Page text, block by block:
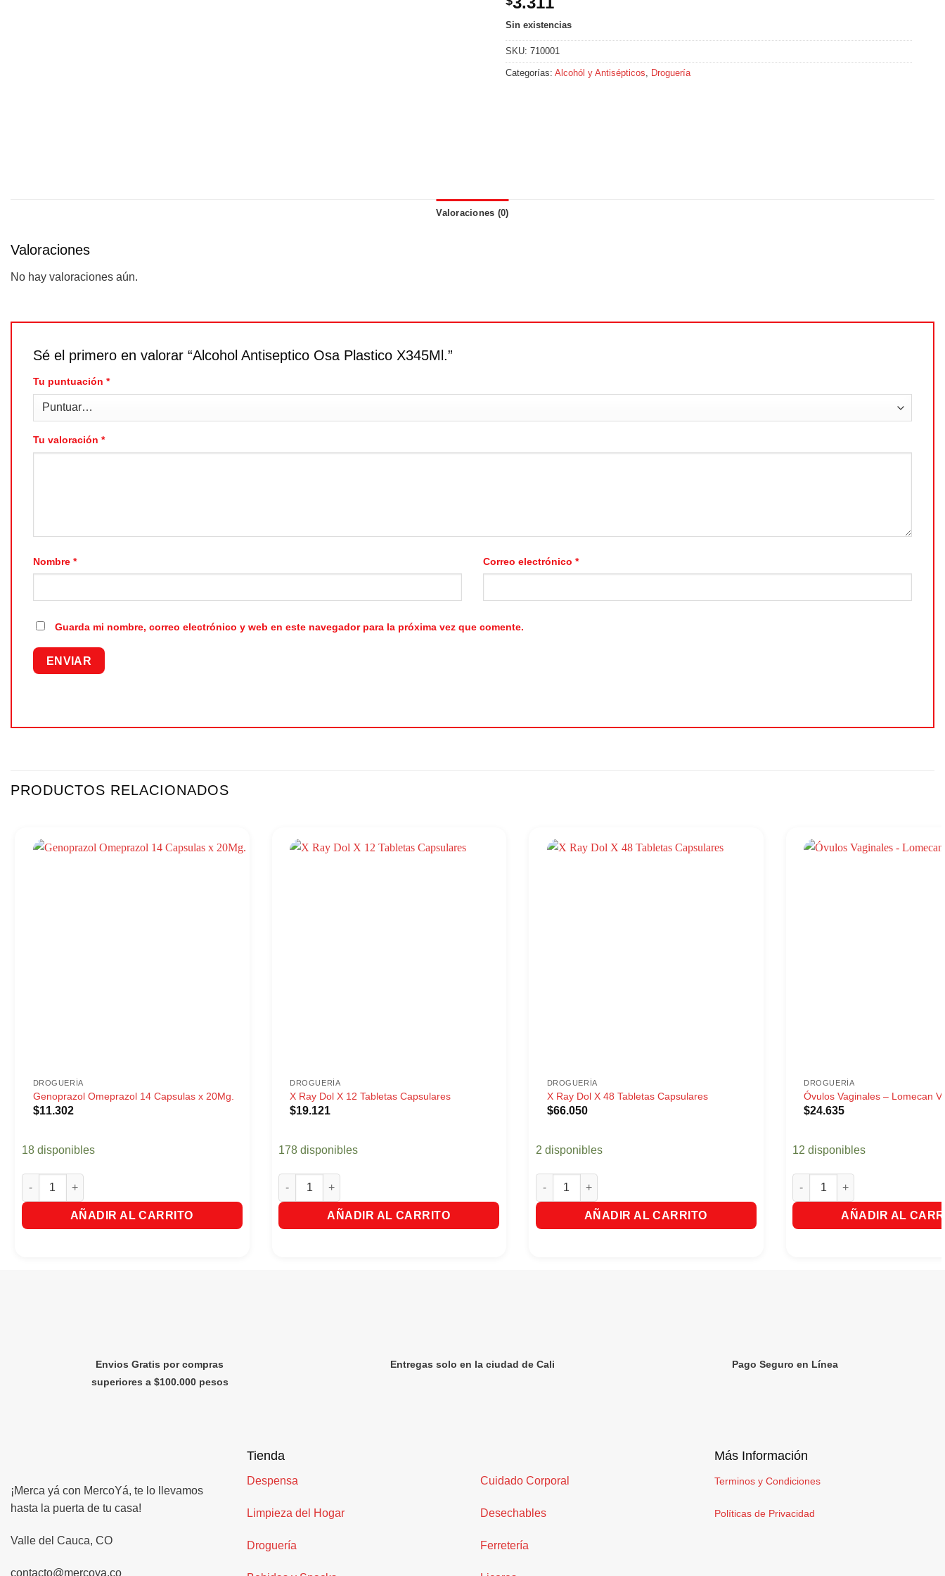
Sin existencias
SKU:710001
Categorías:Alcohól y Antisépticos Droguería
Valoraciones (0)
Valoraciones
No hay valoraciones aún.
Sé el primero en valorar “Alcohol Antiseptico Osa Plastico X345Ml.”
Tu puntuación *
Tu valoración *
Nombre * Correo electrónico *
Guarda mi nombre, correo electrónico y web en este navegador para la próxima vez que comente.
PRODUCTOS RELACIONADOS
DROGUERÍA
Genoprazol Omeprazol 14 Capsulas x 20Mg.
$11.302
18 disponibles
Genoprazol Omeprazol 14 Capsulas x 20Mg. cantidad
AÑADIR AL CARRITO
DROGUERÍA
X Ray Dol X 12 Tabletas Capsulares
$19.121
178 disponibles
X Ray Dol X 12 Tabletas Capsulares cantidad
AÑADIR AL CARRITO
DROGUERÍA
X Ray Dol X 48 Tabletas Capsulares
$66.050
2 disponibles
X Ray Dol X 48 Tabletas Capsulares cantidad
AÑADIR AL CARRITO
DROGUERÍA
Óvulos Vaginales – Lomecan
$24.635
12 disponibles
Óvulos Vaginales - Lomecan V
AÑADIR AL
Envios Gratis por compras
superiores a $100.000 pesos
Entregas solo en la ciudad de Cali Pago Seguro en Línea
¡Merca yá con MercoYá, te lo llevamos
hasta la puerta de tu casa!
Valle del Cauca, CO
contacto@mercoya.co
Tienda
Despensa
Limpieza del Hogar
Droguería
Cuidado Corporal
Desechables
Ferretería
Más Información
Terminos y Condiciones
Políticas de Privacidad